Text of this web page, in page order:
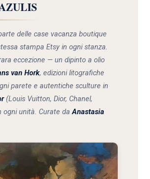
delle case vacanza boutique
stampa Etsy in ogni stanza.
eccezione — un dipinto a olio
van Hork, edizioni litografiche
parete e autentiche sculture in
(Louis Vuitton, Dior, Chanel,
ogni unità. Curate daAnastasia